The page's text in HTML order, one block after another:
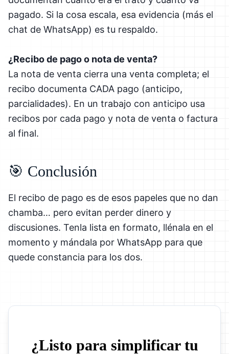
pagado. Si la cosa escala, esa evidencia (más el
chat de WhatsApp) es tu respaldo.
¿Recibo de pago o nota de venta?
La nota de venta cierra una venta completa; el
recibo documenta CADA pago (anticipo,
parcialidades). En un trabajo con anticipo usa
recibos por cada pago y nota de venta o factura
al final.
🎯 Conclusión
El recibo de pago es de esos papeles que no dan
chamba… pero evitan perder dinero y
discusiones. Tenla lista en formato, llénala en el
momento y mándala por WhatsApp para que
quede constancia para los dos.
¿Listo para simplificar tu